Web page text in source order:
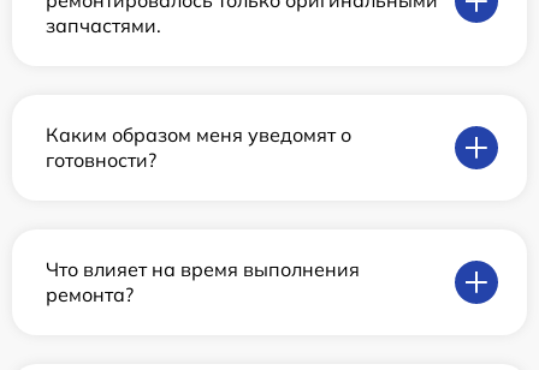
запчастями.
Каким образом меня уведомят о
готовности?
Что влияет на время выполнения
ремонта?